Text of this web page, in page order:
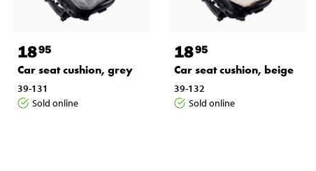
1895
Car seat cushion, grey
39-131
Sold online
1895
Car seat cushion, beige
39-132
Sold online